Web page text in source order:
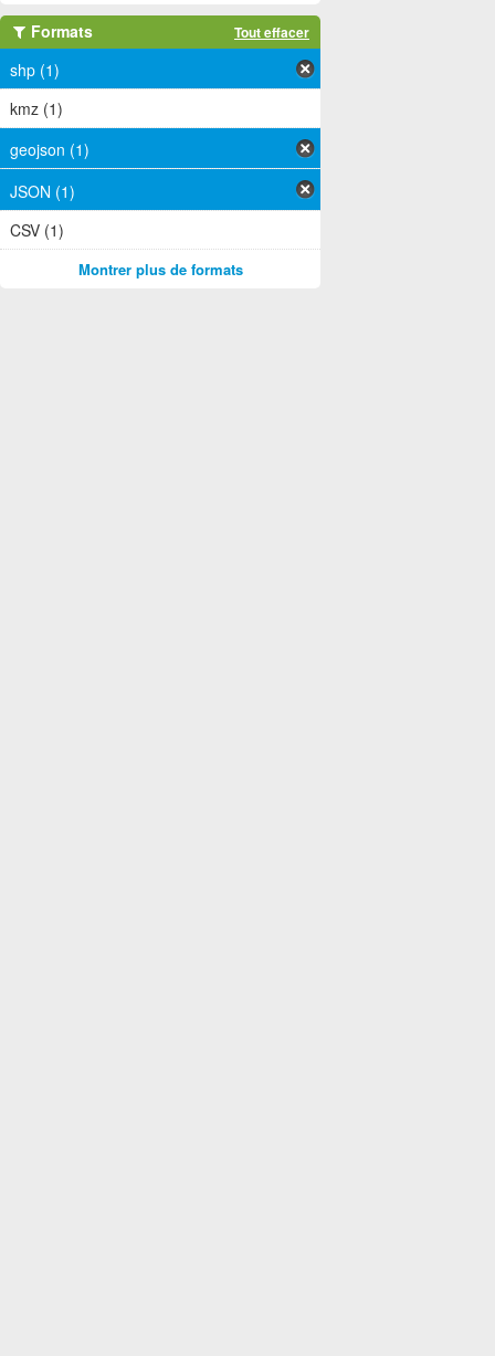
Formats Tout effacer
shp (1)
kmz (1)
geojson (1)
JSON (1)
CSV (1)
Montrer plus de formats